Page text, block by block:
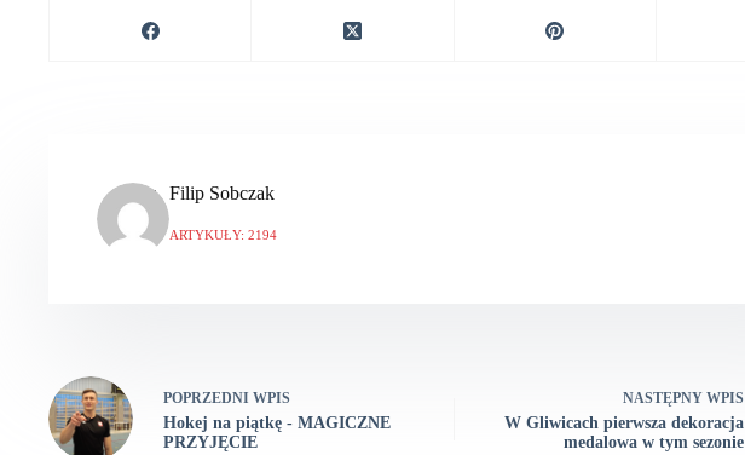
Filip Sobczak
ARTYKUŁY: 2194
POPRZEDNI WPIS
Hokej na piątkę - MAGICZNE
PRZYJĘCIE
NASTĘPNY WPIS
W Gliwicach pierwsza dekoracja
medalowa w tym sezonie